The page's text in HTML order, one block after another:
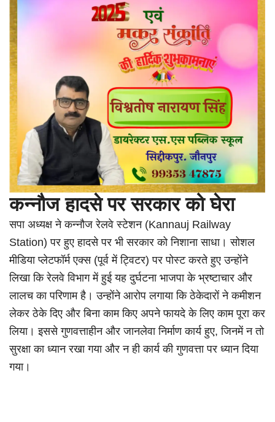
कन्नौज हादसे पर सरकार को घेरा
सपा अध्यक्ष ने कन्नौज रेलवे स्टेशन (Kannauj Railway
Station) पर हुए हादसे पर भी सरकार को निशाना साधा। सोशल
मीडिया प्लेटफॉर्म एक्स (पूर्व में ट्विटर) पर पोस्ट करते हुए उन्होंने
लिखा कि रेलवे विभाग में हुई यह दुर्घटना भाजपा के भ्रष्टाचार और
लालच का परिणाम है। उन्होंने आरोप लगाया कि ठेकेदारों ने कमीशन
लेकर ठेके दिए और बिना काम किए अपने फायदे के लिए काम पूरा कर
लिया। इससे गुणवत्ताहीन और जानलेवा निर्माण कार्य हुए, जिनमें न तो
सुरक्षा का ध्यान रखा गया और न ही कार्य की गुणवत्ता पर ध्यान दिया
गया।